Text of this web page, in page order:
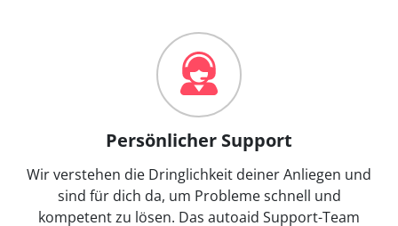
Persönlicher Support
Wir verstehen die Dringlichkeit deiner Anliegen und
sind für dich da, um Probleme schnell und
kompetent zu lösen. Das autoaid Support-Team